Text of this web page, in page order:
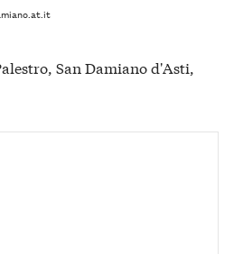
San Damiano d'Asti,